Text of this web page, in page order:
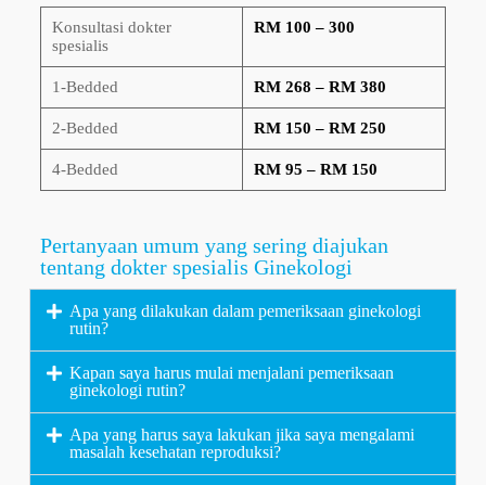
Konsultasi dokter
spesialis
RM 100 – 300
1-Bedded RM 268 – RM 380
2-Bedded RM 150 – RM 250
4-Bedded RM 95 – RM 150
Pertanyaan umum yang sering diajukan
tentang dokter spesialis Ginekologi
Apa yang dilakukan dalam pemeriksaan ginekologi
rutin?
Kapan saya harus mulai menjalani pemeriksaan
ginekologi rutin?
Apa yang harus saya lakukan jika saya mengalami
masalah kesehatan reproduksi?